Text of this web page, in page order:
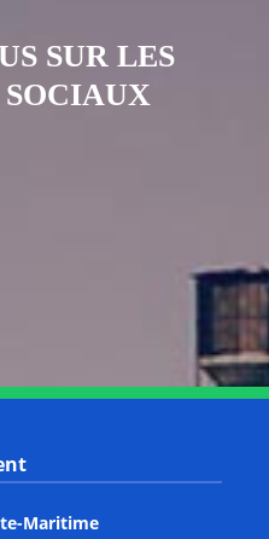
SUR LES
Maritime